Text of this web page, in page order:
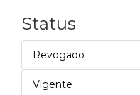
Status
Revogado
Vigente